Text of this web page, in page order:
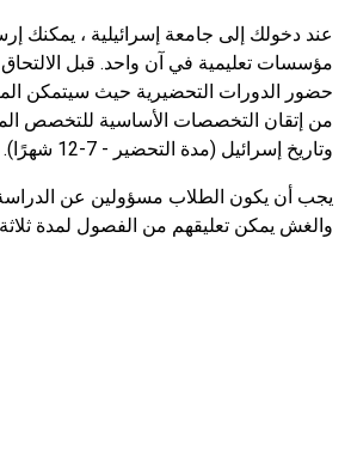
عند دخولك إلى جامعة إسرائيلية ، يمكنك
مؤسسات تعليمية في آن واحد. قبل الالتحاق
حضور الدورات التحضيرية حيث سيتمكن
من إتقان التخصصات الأساسية للتخصص
وتاريخ إسرائيل (مدة التحضير - 7-12 شهرًا).
يجب أن يكون الطلاب مسؤولين عن
والغش يمكن تعليقهم من الفصول لمدة